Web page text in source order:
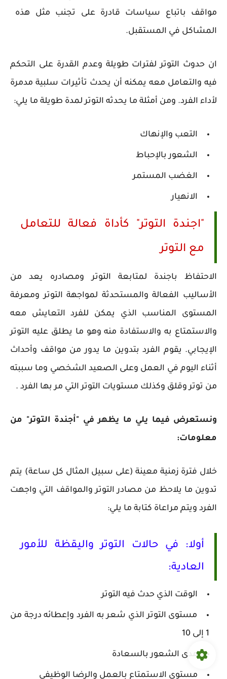
مواقف باتباع سياسات قادرة على تجنب مثل هذه
المشاكل في المستقبل.
ان حدوث التوتر لفترات طويلة وعدم القدرة على التحكم
فيه والتعامل معه يمكنه أن يحدث تأثيرات سلبية مدمرة
لأداء الفرد. ومن أمثلة ما يحدثه التوتر لمدة طويلة ما يلي:
التعب والإنهاك
الشعور بالإحباط
الغضب المستمر
الانهيار
"اجندة التوتر" كأداة فعالة للتعامل
مع التوتر
الاحتفاظ باجندة لمتابعة التوتر ومصادره يعد من
الأساليب الفعالة والمستحدثة لمواجهة التوتر ومعرفة
المستوى المناسب الذي يمكن للفرد التعايش معه
والاستمتاع به والاستفادة منه وهو ما يطلق عليه التوتر
الإيجابي. يقوم الفرد بتدوين ما يدور من مواقف وأحداث
أثناء اليوم في العمل وعلى الصعيد الشخصي وما سببته
من توتر وقلق وكذلك مستويات التوتر التي مر بها الفرد .
ونستعرض فيما يلي ما يظهر في "أجندة التوتر" من
معلومات:
خلال فترة زمنية معينة (على سبيل المثال كل ساعة) يتم
تدوين ما يلاحظ من مصادر التوتر والمواقف التي واجهت
الفرد ويتم مراعاة كتابة ما يلي:
أولا: في حالات التوتر واليقظة للأمور
العادية:
الوقت الذي حدث فيه التوتر
مستوى التوتر الذي شعر به الفرد وإعطائه درجة من
1 إلى 10
مدى الشعور بالسعادة
مستوى الاستمتاع بالعمل والرضا الوظيفي